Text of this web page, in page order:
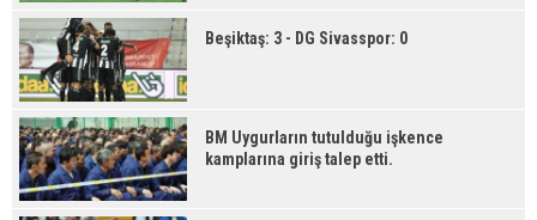
Beşiktaş: 3 - DG Sivasspor: 0
BM Uygurların tutulduğu işkence
kamplarına giriş talep etti.